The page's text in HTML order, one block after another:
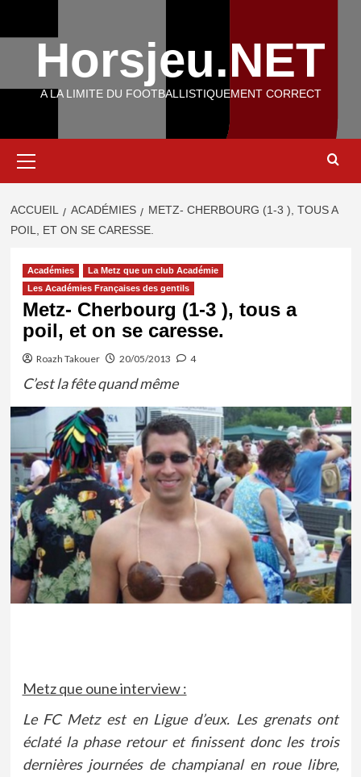
Horsjeu.NET
A LA LIMITE DU FOOTBALLISTIQUEMENT CORRECT
principal
ACCUEIL ACADÉMIES
METZ- CHERBOURG (1-3 ), TOUS A
POIL, ET ON SE CARESSE.
Académies
La Metz que un club Académie
Les Académies Françaises des gentils
Metz- Cherbourg (1-3 ), tous a
poil, et on se caresse.
Roazh Takouer 20/05/2013 4
C’est la fête quand même
Metz que oune interview :
Le FC Metz est en Ligue d’eux. Les grenats ont
éclaté la phase retour et finissent donc les trois
dernières journées de champianal en roue libre,